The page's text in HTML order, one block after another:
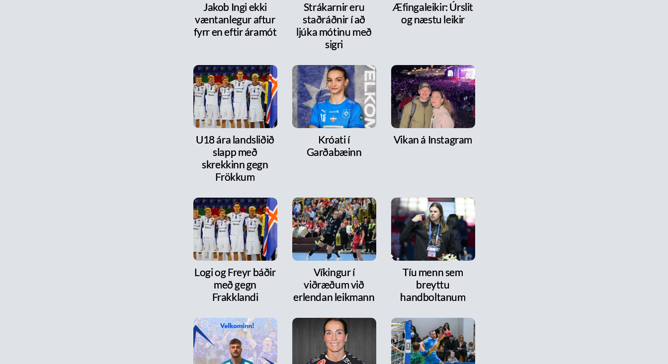
Jakob Ingi ekki
væntanlegur aftur
fyrr en eftir áramót
Strákarnir eru
staðráðnir í að
ljúka mótinu með
sigri
Æfingaleikir: Úrslit
og næstu leikir
U18 ára landsliðið
slapp með
skrekkinn gegn
Frökkum
Króati í
Garðabæinn
Vikan á Instagram
Logi og Freyr báðir
með gegn
Frakklandi
Víkingur í
viðræðum við
erlendan leikmann
Tíu menn sem
breyttu
handboltanum